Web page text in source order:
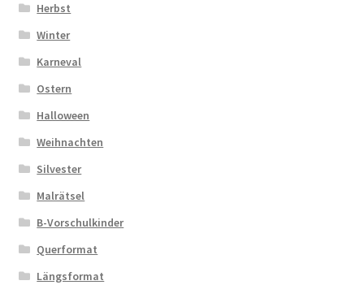
Herbst
Winter
Karneval
Ostern
Halloween
Weihnachten
Silvester
Malrätsel
B-Vorschulkinder
Querformat
Längsformat